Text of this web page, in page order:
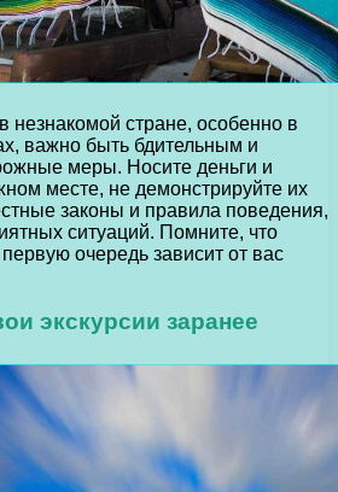
незнакомой стране, особенно в
важно быть бдительным и
меры. Носите деньги и
месте, не демонстрируйте их
законы и правила поведения,
ситуаций. Помните, что
очередь зависит от вас
экскурсии заранее